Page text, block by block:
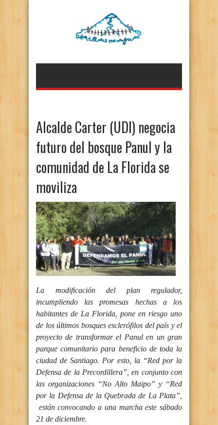
Alcalde Carter (UDI) negocia
futuro del bosque Panul y la
comunidad de La Florida se
moviliza
La modificación del plan regulador,
incumpliendo las promesas hechas a los
habitantes de La Florida, pone en riesgo uno
de los últimos bosques esclerófilos del país y el
proyecto de transformar el Panul en un gran
parque comunitario para beneficio de toda la
ciudad de Santiago. Por esto, la “Red por la
Defensa de la Precordillera”, en conjunto con
las organizaciones “No Alto Maipo” y “Red
por la Defensa de la Quebrada de La Plata”,
están convocando a una marcha este sábado
21 de diciembre.